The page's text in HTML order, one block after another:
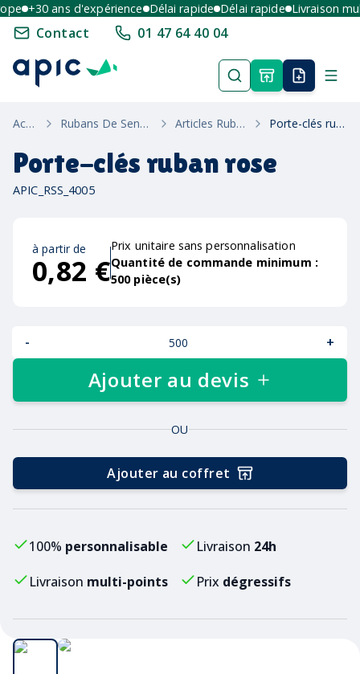
+30 ans d'expérience Délai rapide Délai rapide Livraison
Contact 01 47 64 40 04
Accueil Rubans De Sensibilisation Articles Ruban Rose Porte-clés ruban rose
Porte-clés ruban rose
APIC_RSS_4005
à partir de
0,82 €
Prix unitaire sans personnalisation
Quantité de commande minimum :
500pièce(s)
- +
Ajouter au devis
OU
Ajouter au coffret
100% personnalisable Livraison 24h
Livraison multi-points Prix dégressifs